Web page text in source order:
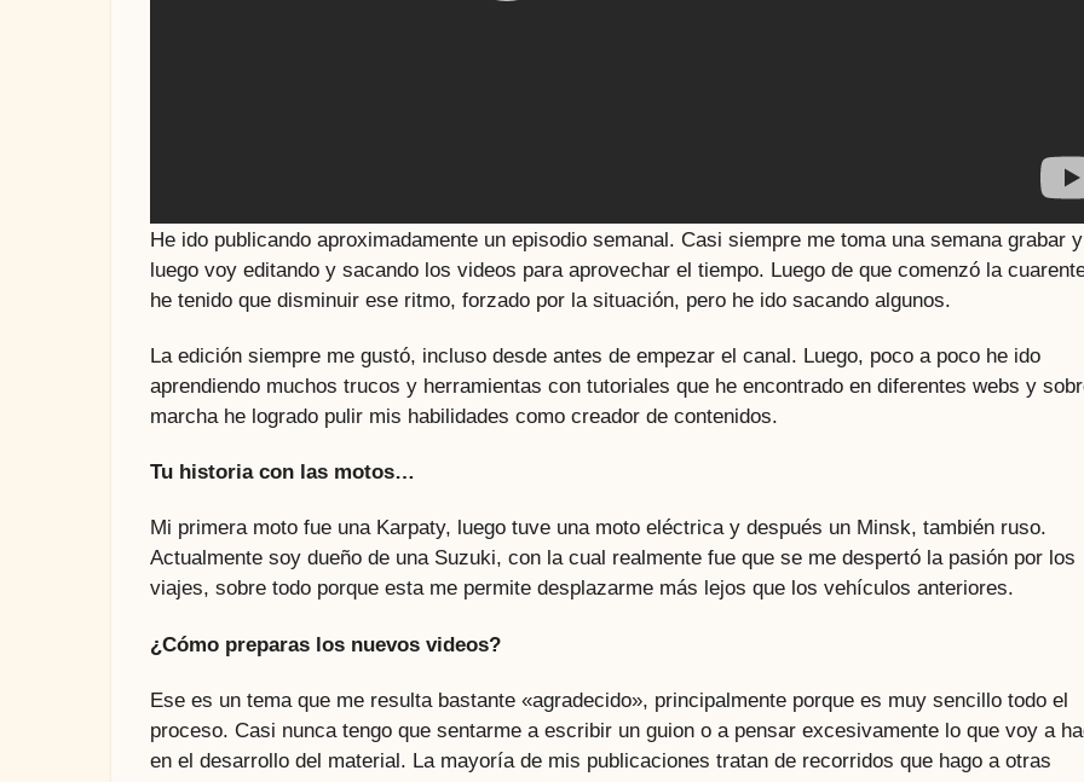
He ido publicando aproximadamente un episodio semanal. Casi siempre me toma una semana grabar y
luego voy editando y sacando los videos para aprovechar el tiempo. Luego de que comenzó la
he tenido que disminuir ese ritmo, forzado por la situación, pero he ido sacando algunos.
La edición siempre me gustó, incluso desde antes de empezar el canal. Luego, poco a poco he ido
aprendiendo muchos trucos y herramientas con tutoriales que he encontrado en diferentes webs y
marcha he logrado pulir mis habilidades como creador de contenidos.
Tu historia con las motos…
Mi primera moto fue una Karpaty, luego tuve una moto eléctrica y después un Minsk, también ruso.
Actualmente soy dueño de una Suzuki, con la cual realmente fue que se me despertó la pasión por los
viajes, sobre todo porque esta me permite desplazarme más lejos que los vehículos anteriores.
¿Cómo preparas los nuevos videos?
Ese es un tema que me resulta bastante «agradecido», principalmente porque es muy sencillo todo el
proceso. Casi nunca tengo que sentarme a escribir un guion o a pensar excesivamente lo que voy a
en el desarrollo del material. La mayoría de mis publicaciones tratan de recorridos que hago a otras